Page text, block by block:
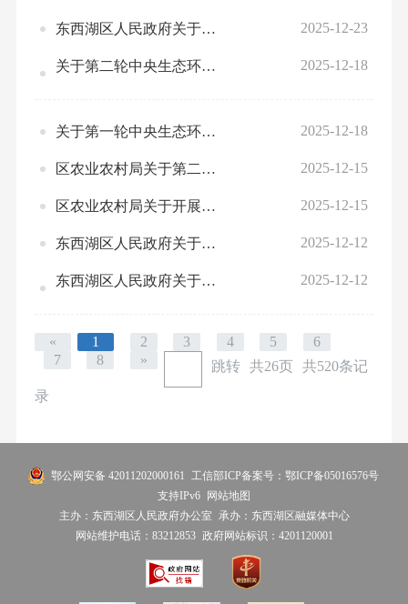
东西湖区人民政府关于第二轮中央生态环境保护督察反馈问题（省序号64）整改情况的公示 2025-12-23
关于第二轮中央生态环境保护督察反馈问题（省序号16）整改情况的公示 2025-12-18
关于第一轮中央生态环境保护督察反馈问题（省专项1）整改情况的公示 2025-12-18
区农业农村局关于第二轮中央生态环境保护督察整改任务（省序号63）验收的公示 2025-12-15
区农业农村局关于开展第二轮中央生态环境保护督察整改任务（省序号62）验收的公示 2025-12-15
东西湖区人民政府关于第二轮中央生态 环境保护督察反馈意见整改情况的公示 （省序号2） 2025-12-12
东西湖区人民政府关于第一轮中央生态环境保护督察“回头看”反馈意见整改情况的 公示 （省序号7） 2025-12-12
« 1 2 3 4 5
6
7
8 » 跳转 共26页
共520条记
录
鄂公网安备 42011202000161
工信部ICP备案号：鄂ICP备05016576号
支持IPv6 网站地图
主办：东西湖区人民政府办公室
承办：东西湖区融媒体中心
网站维护电话：83212853 政府网站标识：4201120001